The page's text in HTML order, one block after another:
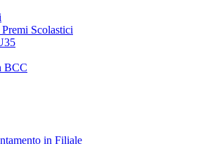
Scolastici
BCC
in Filiale